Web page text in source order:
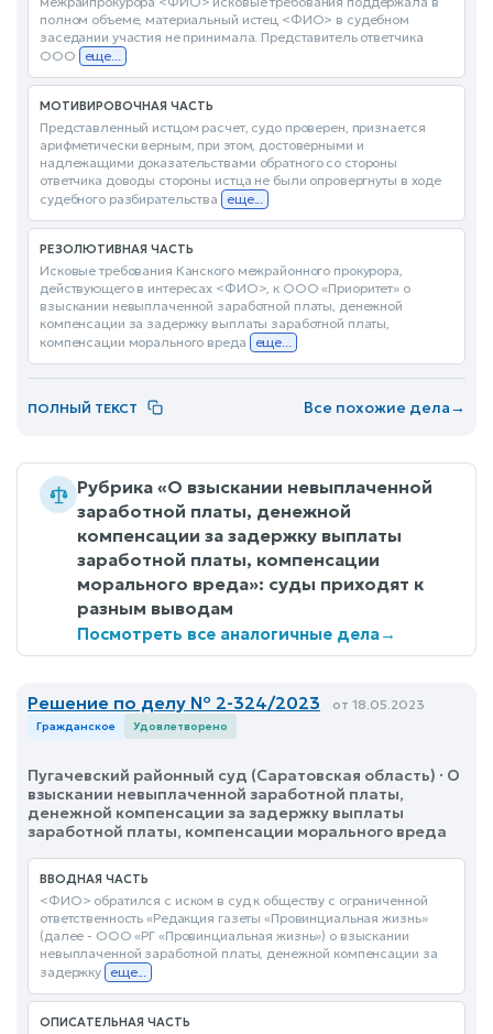
полном объеме, материальный истец <ФИО> в судебном
заседании участия не принимала. Представитель ответчика
ООО
еще...
МОТИВИРОВОЧНАЯ ЧАСТЬ
Представленный истцом расчет, судо проверен, признается
арифметически верным, при этом, достоверными и
надлежащими доказательствами обратного со стороны
ответчика доводы стороны истца не были опровергнуты в ходе
судебного разбирательства
еще...
РЕЗОЛЮТИВНАЯ ЧАСТЬ
Исковые требования Канского межрайонного прокурора,
действующего в интересах <ФИО>, к ООО «Приоритет» о
взыскании невыплаченной заработной платы, денежной
компенсации за задержку выплаты заработной платы,
компенсации морального вреда
еще...
ПОЛНЫЙ ТЕКСТ Все похожие дела→
Рубрика «О взыскании невыплаченной
заработной платы, денежной
компенсации за задержку выплаты
заработной платы, компенсации
морального вреда»: суды приходят к
разным выводам
Посмотреть все аналогичные дела→
Решение по делу № 2-324/2023 от 18.05.2023
Гражданское Удовлетворено
Пугачевский районный суд (Саратовская область) · О
взыскании невыплаченной заработной платы,
денежной компенсации за задержку выплаты
заработной платы, компенсации морального вреда
ВВОДНАЯ ЧАСТЬ
<ФИО> обратился с иском в суд к обществу с ограниченной
ответственность «Редакция газеты «Провинциальная жизнь»
(далее - ООО «РГ «Провинциальная жизнь») о взыскании
невыплаченной заработной платы, денежной компенсации за
задержку еще...
ОПИСАТЕЛЬНАЯ ЧАСТЬ